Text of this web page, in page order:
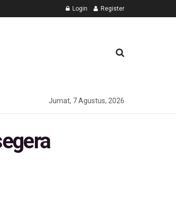
Login Register
Jumat, 7 Agustus, 2026